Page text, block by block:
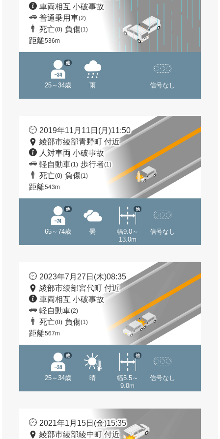
車両相互 小破事故
普通乗用車(2)
死亡(0) 負傷(1)
距離536m
25～34歳
他
雨 信号なし
2019年11月11日(月)11:50
綾部市綾部青野町 付近
人対車両 小破事故
軽自動車(1) 歩行者(1)
死亡(0) 負傷(1)
距離543m
65～74歳
他
曇
幅9.0～
13.0m
他
信号なし
2023年7月27日(木)08:35
綾部市綾部宮代町 付近
車両相互 小破事故
軽自動車(2)
死亡(0) 負傷(1)
距離567m
25～34歳
他
晴
幅5.5～
9.0m
他
信号なし
2021年1月15日(金)15:35
綾部市綾部綾中町 付近